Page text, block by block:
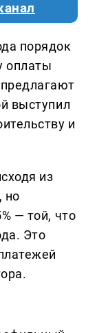
порядок
оплаты
выступил
и
из
но
— той, что
Это